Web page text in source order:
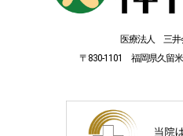
医療法人 三
〒830-1101 福岡県久留